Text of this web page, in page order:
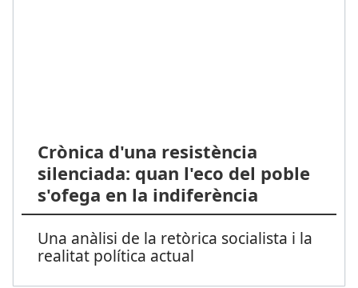
Crònica d'una resistència
silenciada: quan l'eco del poble
s'ofega en la indiferència
Una anàlisi de la retòrica socialista i la
realitat política actual